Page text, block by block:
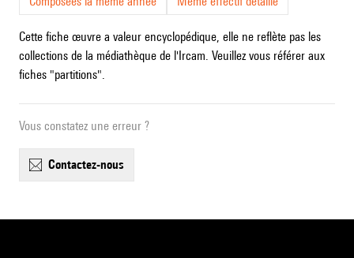
Cette fiche œuvre a valeur encyclopédique, elle ne reflète pas les
collections de la médiathèque de l'Ircam. Veuillez vous référer aux
fiches "partitions".
Vous constatez une erreur ?
contactez-nous